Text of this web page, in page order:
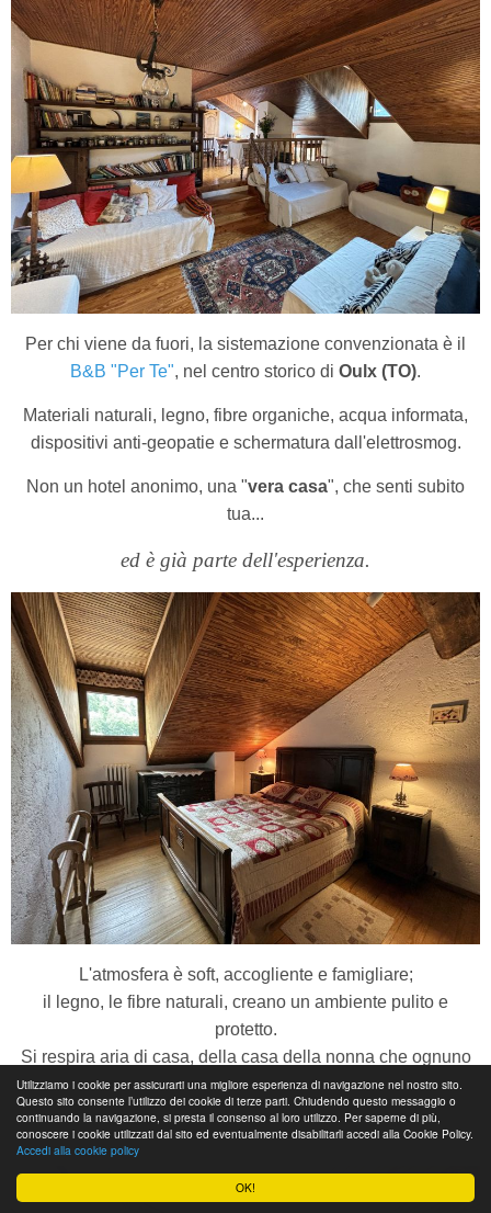
OK!
Utilizziamo i cookie per assicurarti una migliore esperienza di navigazione nel nostro sito.
Questo sito consente l’utilizzo dei cookie di terze parti. Chiudendo questo messaggio o
continuando la navigazione, si presta il consenso al loro utilizzo. Per saperne di più,
conoscere i cookie utilizzati dal sito ed eventualmente disabilitarli accedi alla Cookie Policy.
Accedi alla cookie policy
Per chi viene da fuori, la sistemazione convenzionata è il
B&B "Per Te", nel centro storico di Oulx (TO).
Materiali naturali, legno, fibre organiche, acqua informata,
dispositivi anti-geopatie e schermatura dall'elettrosmog.
Non un hotel anonimo, una "vera casa", che senti subito
tua...
ed è già parte dell'esperienza.
L'atmosfera è soft, accogliente e famigliare;
il legno, le fibre naturali, creano un ambiente pulito e
protetto.
Si respira aria di casa, della casa della nonna che ognuno
ha nel cuore.
La casa si sviluppa su 2 piani.